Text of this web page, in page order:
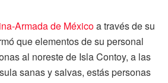
Armada de Méxicoa través de su
que elementos de su personal
al noreste de Isla Contoy, a las
sanas y salvas, estás personas